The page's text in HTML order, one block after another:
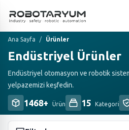
Ana içeriğe geç
Ana Sayfa / Ürünler
Endüstriyel Ürünler
Endüstriyel otomasyon ve robotik
yelpazemizi keşfedin.
1468+ Ürün 15 Kategori